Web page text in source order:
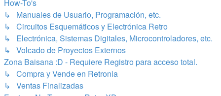
How-To's
↳ Manuales de Usuario, Programación, etc.
↳ Circuitos Esquemáticos y Electrónica Retro
↳ Electrónica, Sistemas Digitales, Microcontroladores, etc.
↳ Volcado de Proyectos Externos
Zona Baisana :D - Requiere Registro para acceso total.
↳ Compra y Vende en Retronia
↳ Ventas Finalizadas